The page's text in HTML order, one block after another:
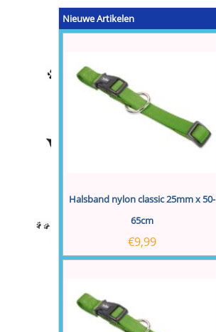
Nieuwe Artikelen
Halsband nylon classic 25mm x 50-
65cm
€9,99